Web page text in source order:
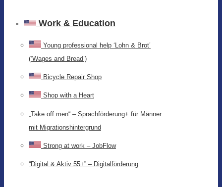
Work & Education
Young professional help ‘Lohn & Brot’
(‘Wages and Bread’)
Bicycle Repair Shop
Shop with a Heart
„Take off men“ – Sprachförderung+ für Männer
mit Migrationshintergrund
Strong at work – JobFlow
“Digital & Aktiv 55+” – Digitalförderung